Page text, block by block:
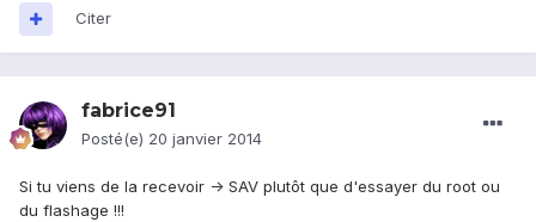
Citer
fabrice91
Posté(e) 20 janvier 2014
Si tu viens de la recevoir -> SAV plutôt que d'essayer du root ou
du flashage !!!